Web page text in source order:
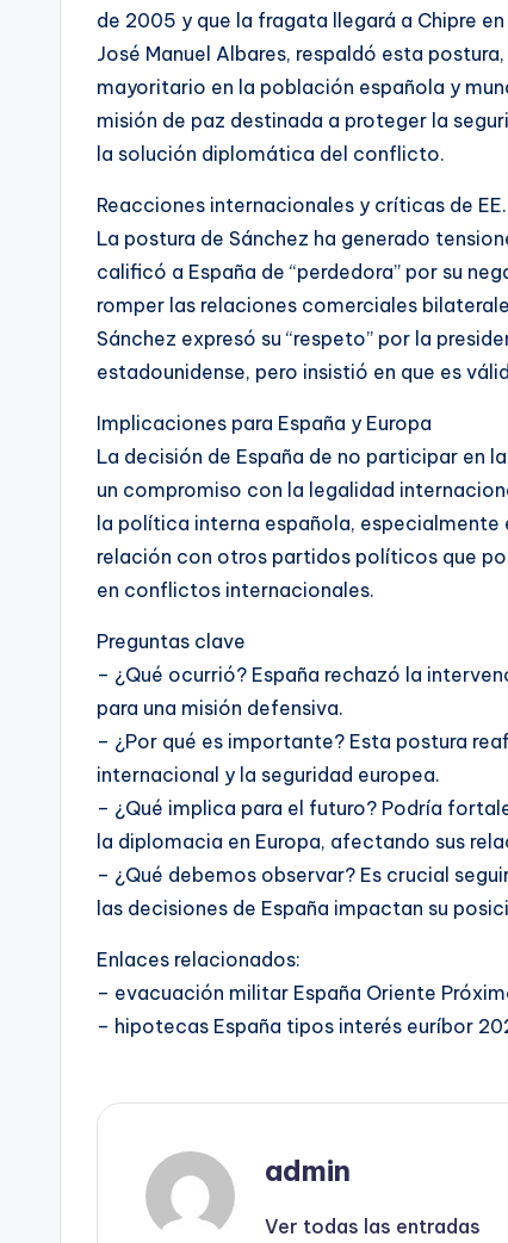
de 2005 y que la fragata llegará a Chipre
José Manuel Albares, respaldó esta
mayoritario en la población española y
misión de paz destinada a proteger la
la solución diplomática del conflicto.
Reacciones internacionales y críticas de EE.
La postura de Sánchez ha generado
calificó a España de “perdedora” por su
romper las relaciones comerciales
Sánchez expresó su “respeto” por la
estadounidense, pero insistió en que es
Implicaciones para España y Europa
La decisión de España de no participar en
un compromiso con la legalidad
la política interna española,
relación con otros partidos políticos que
en conflictos internacionales.
Preguntas clave
– ¿Qué ocurrió? España rechazó la
para una misión defensiva.
– ¿Por qué es importante? Esta postura
internacional y la seguridad europea.
– ¿Qué implica para el futuro? Podría
la diplomacia en Europa, afectando sus
– ¿Qué debemos observar? Es crucial
las decisiones de España impactan su
Enlaces relacionados:
– evacuación militar España Oriente
– hipotecas España tipos interés euríbor
admin
Ver todas las entradas